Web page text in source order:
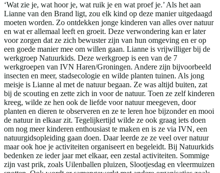
‘Wat zie je, wat hoor je, wat ruik je en wat proef je.’ Als het aan
Lianne van den Brand ligt, zou elk kind op deze manier uitgedaagd
moeten worden. Zo ontdekken jonge kinderen van alles over natuur
en wat er allemaal leeft en groeit. Deze verwondering kan er later
voor zorgen dat ze zich bewuster zijn van hun omgeving en er op
een goede manier mee om willen gaan. Lianne is vrijwilliger bij de
werkgroep Natuurkids. Deze werkgroep is een van de 7
werkgroepen van IVN Haren/Groningen. Andere zijn bijvoorbeeld
insecten en meer, stadsecologie en wilde planten tuinen. Als jong
meisje is Lianne al met de natuur begaan. Ze was altijd buiten, zat
bij de scouting en zette zich in voor de natuur. Toen ze zelf kinderen
kreeg, wilde ze hen ook de liefde voor natuur meegeven, door
planten en dieren te observeren en ze te leren hoe bijzonder en mooi
de natuur in elkaar zit. Tegelijkertijd wilde ze ook graag iets doen
om nog meer kinderen enthousiast te maken en is ze via IVN, een
natuurgidsopleiding gaan doen. Daar leerde ze ze veel over natuur
maar ook hoe je activiteiten organiseert en begeleidt. Bij Natuurkids
bedenken ze ieder jaar met elkaar, een zestal activiteiten. Sommige
zijn vast prik, zoals Uilenballen pluizen, Slootjesdag en vleermuizen